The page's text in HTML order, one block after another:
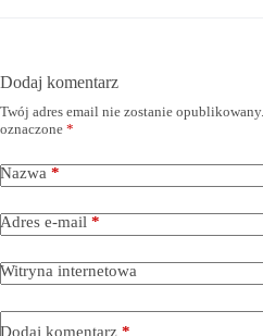
Dodaj komentarz
Twój adres email nie zostanie opublikowany.
oznaczone *
Nazwa *
Adres e-mail *
Witryna internetowa
Dodaj komentarz *